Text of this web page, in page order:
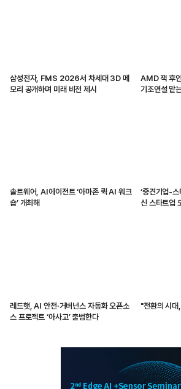
삼성전자, FMS 2026서 차세대 3D 메
모리 공개하며 미래 비전 제시
AMD 잭 후
기조연설 맡
솔트웨어, AI에이전트 ‘아마존 퀵 AI 워크
숍’ 개최해
‘중견기업-
신 스타트업
레드햇, AI 안전·거버넌스 자동화 오픈소
스 프로젝트 ‘아사고’ 출범한다
"전환의 시